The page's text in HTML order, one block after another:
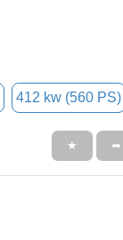
412 kw (560 PS)
★ ➦